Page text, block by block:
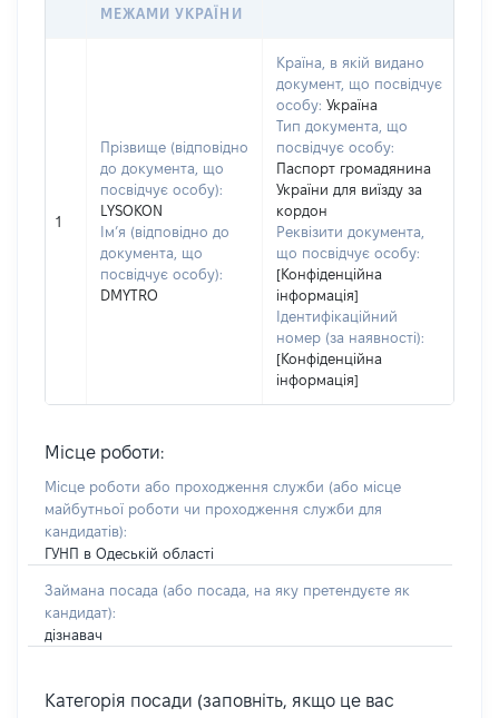
МЕЖАМИ УКРАЇНИ
1
Прізвище (відповідно
до документа, що
посвідчує особу):
LYSOKON
Ім’я (відповідно до
документа, що
посвідчує особу):
DMYTRO
Країна, в якій видано
документ, що посвідчує
особу: Україна
Тип документа, що
посвідчує особу:
Паспорт громадянина
України для виїзду за
кордон
Реквізити документа,
що посвідчує особу:
[Конфіденційна
інформація]
Ідентифікаційний
номер (за наявності):
[Конфіденційна
інформація]
Місце роботи:
Місце роботи або проходження служби (або місце
майбутньої роботи чи проходження служби для
кандидатів):
ГУНП в Одеській області
Займана посада (або посада, на яку претендуєте як
кандидат):
дізнавач
Категорія посади (заповніть, якщо це вас